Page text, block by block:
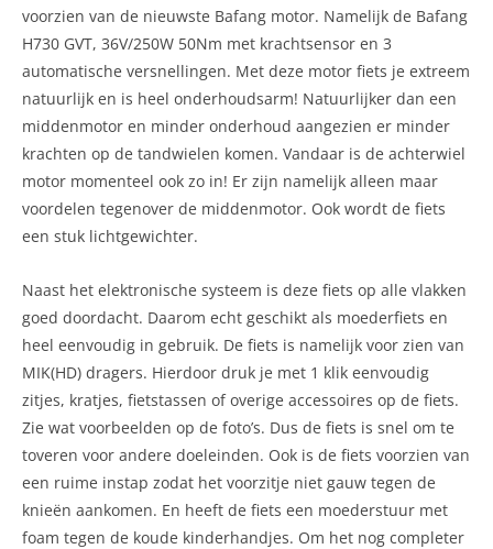
voorzien van de nieuwste Bafang motor. Namelijk de Bafang
H730 GVT, 36V/250W 50Nm met krachtsensor en 3
automatische versnellingen. Met deze motor fiets je extreem
natuurlijk en is heel onderhoudsarm! Natuurlijker dan een
middenmotor en minder onderhoud aangezien er minder
krachten op de tandwielen komen. Vandaar is de achterwiel
motor momenteel ook zo in! Er zijn namelijk alleen maar
voordelen tegenover de middenmotor. Ook wordt de fiets
een stuk lichtgewichter.
Naast het elektronische systeem is deze fiets op alle vlakken
goed doordacht. Daarom echt geschikt als moederfiets en
heel eenvoudig in gebruik. De fiets is namelijk voor zien van
MIK(HD) dragers. Hierdoor druk je met 1 klik eenvoudig
zitjes, kratjes, fietstassen of overige accessoires op de fiets.
Zie wat voorbeelden op de foto’s. Dus de fiets is snel om te
toveren voor andere doeleinden. Ook is de fiets voorzien van
een ruime instap zodat het voorzitje niet gauw tegen de
knieën aankomen. En heeft de fiets een moederstuur met
foam tegen de koude kinderhandjes. Om het nog completer